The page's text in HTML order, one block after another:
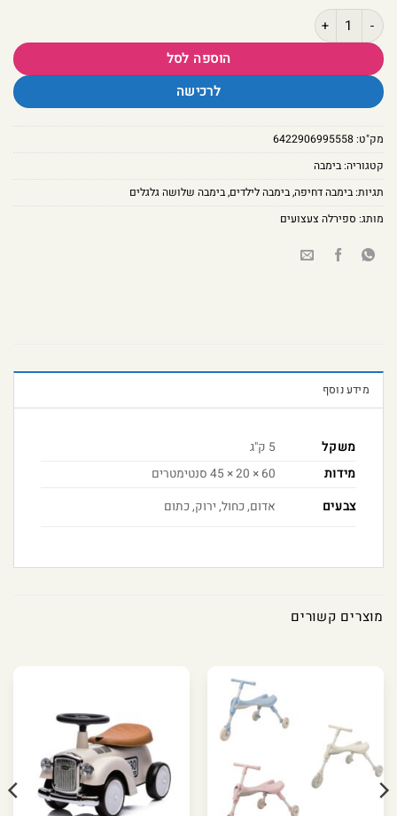
כמות של אופנוע בימבה דחיפה יטבתה שלושה גלגלים במגוון צבעים
הוספה לסל
לרכישה
מק"ט:6422906995558
קטגוריה:בימבה
תגיות:בימבה דחיפה,בימבה לילדים,בימבה שלושה גלגלים
מותג: ספירלה צעצועים
מידע נוסף
משקל
5 ק"ג
מידות
60 × 20 × 45 סנטימטרים
צבעים
אדום, כחול, ירוק, כתום
מוצרים קשורים